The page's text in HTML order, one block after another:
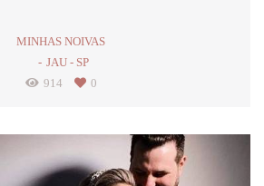
MINHAS NOIVAS
JAU - SP
914
0